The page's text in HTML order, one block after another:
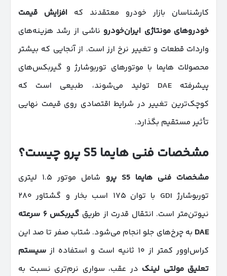
کارشناسان بازار خودرو معتقدند که افزایش قیمت
خودروهای مونتاژی ایران‌خودروناشی از رشد هزینه‌های
واردات قطعات و تغییر نرخ ارز است. از آنجایی که بیشتر
محصولات هایما با موتورهای توربوشارژ و گیربکس‌های
پیشرفته DAE تولید می‌شوند، طبیعی است که
کوچک‌ترین تغییر در شرایط اقتصادی روی قیمت نهایی
تأثیر مستقیم بگذارد.
مشخصات فنی هایما پرو چیست؟
مشخصات فنی هایما S5 پرو
شامل موتور ۱.۵ لیتری
توربوشارژ GDI با توان ۱۷۵ اسب بخار و گشتاور ۲۸۰
نیوتن‌متر است. انتقال قدرت از طریق گیربکس۶ سرعته
DAE به چرخ‌های جلو انجام می‌شود. شتاب صفر تا صد این
کراس‌اوور کمتر از ۱۰ ثانیه است و استفاده از
سیستم
تعلیق مولتی لینک در عقب، سواری نرم‌تری نسبت به